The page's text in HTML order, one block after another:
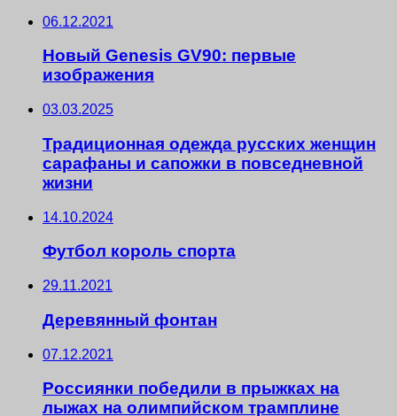
06.12.2021
Новый Genesis GV90: первые
изображения
03.03.2025
Традиционная одежда русских женщин
сарафаны и сапожки в повседневной
жизни
14.10.2024
Футбол король спорта
29.11.2021
Деревянный фонтан
07.12.2021
Россиянки победили в прыжках на
лыжах на олимпийском трамплине